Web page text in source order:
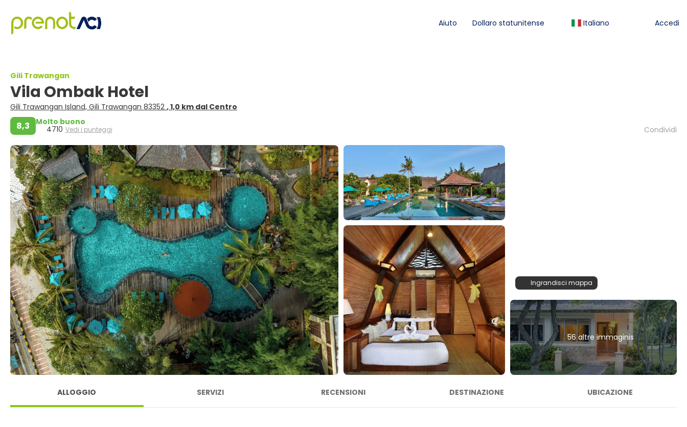
Aiuto Dollaro statunitense Italiano Accedi
Gili Trawangan
Vila Ombak Hotel
Gili Trawangan Island, Gili Trawangan 83352 , 1,0 km dal Centro
8,3 Molto buono
4710 Vedi i punteggi Condividi
Ingrandisci mappa
56 altre immaginis
ALLOGGIO SERVIZI RECENSIONI DESTINAZIONE UBICAZIONE